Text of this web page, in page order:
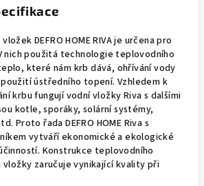
DEFRO HOME RIVA je určena pro
nich použitá technologie teplovodního
které nám krb dává, ohřívání vody
ústředního topení. Vzhledem k
krbu fungují vodní vložky Riva s dalšími
kotle, sporáky, solární systémy,
Proto řada DEFRO HOME Riva s
vytváří ekonomické a ekologické
Konstrukce teplovodního
zaručuje vynikající kvality při